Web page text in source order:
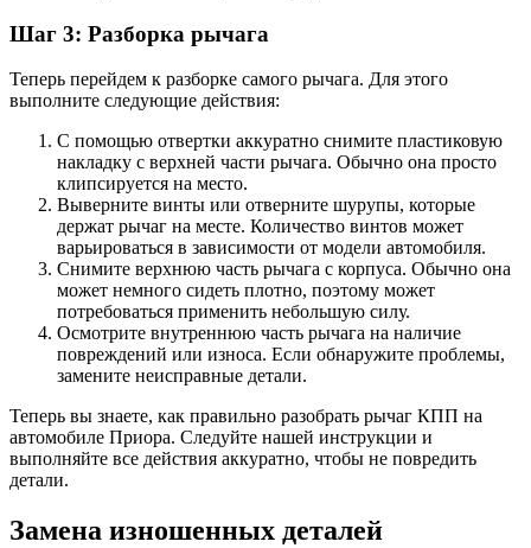
Шаг 3: Разборка рычага
Теперь перейдем к разборке самого рычага. Для этого
выполните следующие действия:
С помощью отвертки аккуратно снимите пластиковую
накладку с верхней части рычага. Обычно она просто
клипсируется на место.
Выверните винты или отверните шурупы, которые
держат рычаг на месте. Количество винтов может
варьироваться в зависимости от модели автомобиля.
Снимите верхнюю часть рычага с корпуса. Обычно она
может немного сидеть плотно, поэтому может
потребоваться применить небольшую силу.
Осмотрите внутреннюю часть рычага на наличие
повреждений или износа. Если обнаружите проблемы,
замените неисправные детали.
Теперь вы знаете, как правильно разобрать рычаг КПП на
автомобиле Приора. Следуйте нашей инструкции и
выполняйте все действия аккуратно, чтобы не повредить
детали.
Замена изношенных деталей